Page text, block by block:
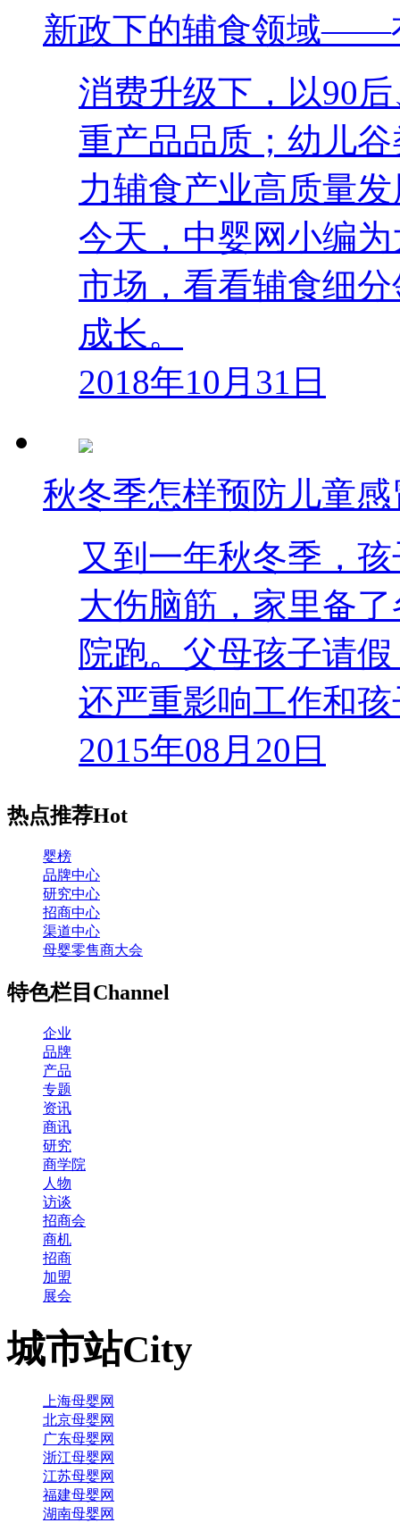
新政下的辅食领域——
消费升级下，以90
重产品品质；幼儿
力辅食产业高质量
今天，中婴网小编
市场，看看辅食细
成长。
2018年10月31日
秋冬季怎样预防儿童
又到一年秋冬季，
大伤脑筋，家里备
院跑。父母孩子请
还严重影响工作和
2015年08月20日
热点推荐Hot
婴榜
品牌中心
研究中心
招商中心
渠道中心
母婴零售商大会
特色栏目 Channel
企业
品牌
产品
专题
资讯
商讯
研究
商学院
人物
访谈
招商会
商机
招商
加盟
展会
城市站City
上海母婴网
北京母婴网
广东母婴网
浙江母婴网
江苏母婴网
福建母婴网
湖南母婴网